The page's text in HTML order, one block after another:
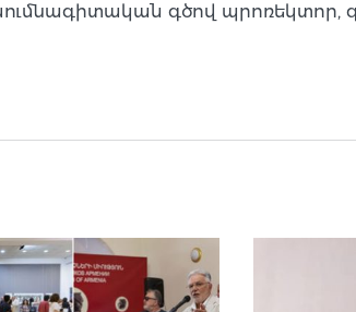
գծով պրոռեկտոր,